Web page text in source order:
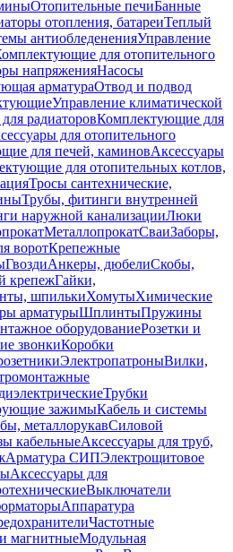
Отопительные печиБанные
отопления, батареиТеплый
антиобледененияУправление
для отопительного
напряженияНасосы
арматураОтвод и подвод
Управление климатической
радиаторовКомплектующие для
для отопительного
для печей, каминовАксессуары
для отопительных котлов,
Тросы сантехнические,
Трубы, фитинги внутренней
наружной канализацииЛюки
МеталлопрокатСваиЗаборы,
воротКрепежные
ГвоздиАнкеры, дюбелиСкобы,
крепежГайки,
шпилькиХомутыХимические
арматурыШплинтыПружины
оборудованиеРозетки и
звонкиКоробки
ЭлектропатроныВилки,
Трубки
зажимыКабель и системы
металлорукавСиловой
кабельныеАксессуары для труб,
Арматура СИПЭлектрощитовое
Аксессуары для
Выключатели
Аппаратура
Частотные
магнитныеМодульная